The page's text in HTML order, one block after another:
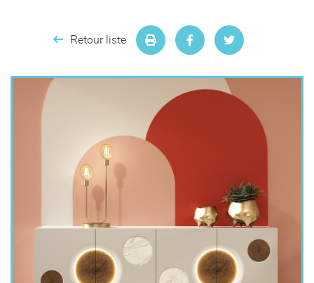
chambres et dressing
literie
Retour liste